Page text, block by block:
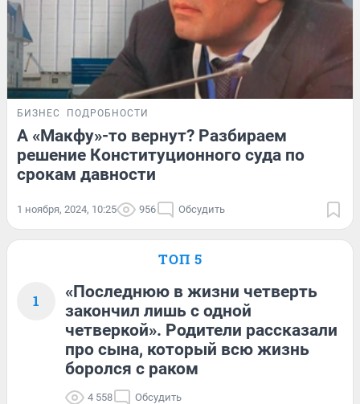
БИЗНЕС ПОДРОБНОСТИ
А «Макфу»-то вернут? Разбираем
решение Конституционного суда по
срокам давности
1 ноября, 2024, 10:25 956 Обсудить
ТОП 5
1
«Последнюю в жизни четверть
закончил лишь с одной
четверкой». Родители рассказали
про сына, который всю жизнь
боролся с раком
4 558 Обсудить